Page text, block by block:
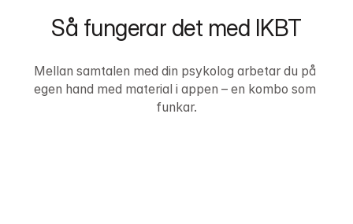
Så fungerar det med IKBT
Mellan samtalen med din psykolog arbetar du på
egen hand med material i appen – en kombo som
funkar.